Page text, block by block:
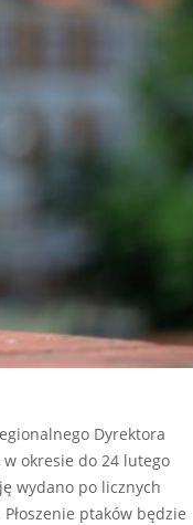
Dyrektora
w okresie do 24 lutego
wydano po licznych
ptaków będzie